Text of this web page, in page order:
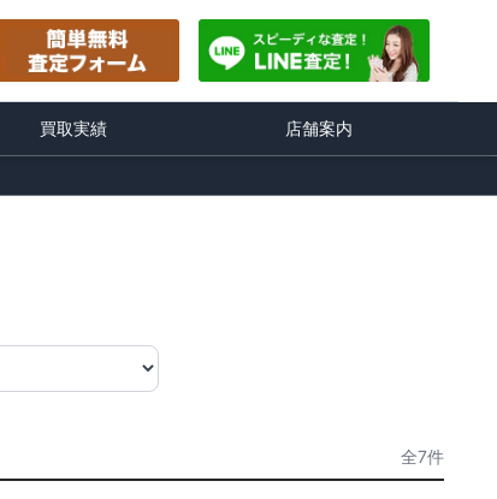
買取実績 店舗案内
全7件